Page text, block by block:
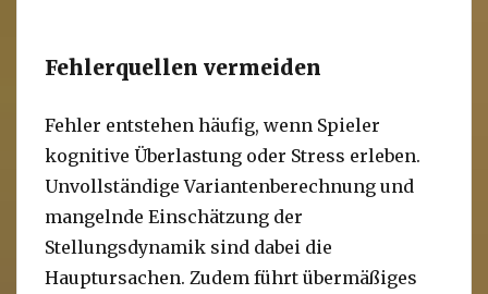
Fehlerquellen vermeiden
Fehler entstehen häufig, wenn Spieler
kognitive Überlastung oder Stress erleben.
Unvollständige Variantenberechnung und
mangelnde Einschätzung der
Stellungsdynamik sind dabei die
Hauptursachen. Zudem führt übermäßiges